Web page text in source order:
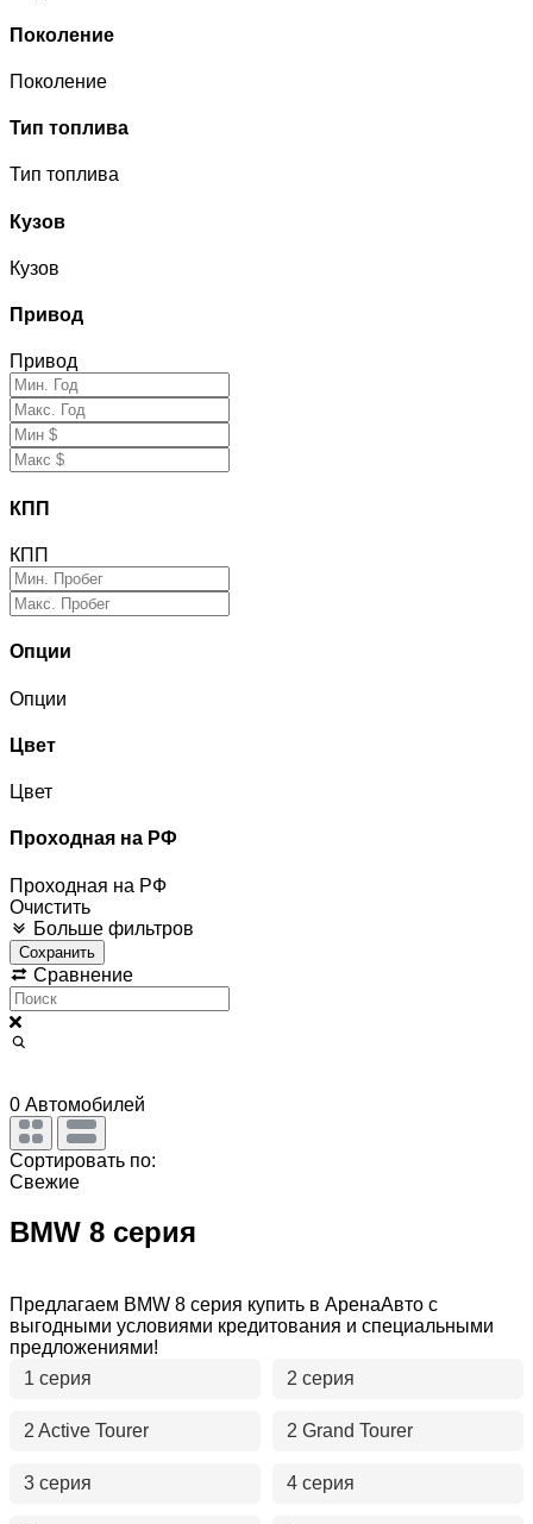
Поколение
Поколение
Тип топлива
Тип топлива
Кузов
Кузов
Привод
Привод
КПП
КПП
Опции
Опции
Цвет
Цвет
Проходная на РФ
Проходная на РФ
Очистить
Больше фильтров
Сохранить
Сравнение
0 Автомобилей
Сортировать по:
Свежие
BMW 8 серия
Предлагаем BMW 8 серия купить в АренаАвто с
выгодными условиями кредитования и специальными
предложениями!
1 серия
2 серия
2 Active Tourer 2 Grand Tourer
3 серия 4 серия